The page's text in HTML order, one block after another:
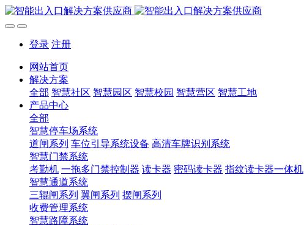
登录 注册
网站首页
解决方案
全部 智慧社区 智慧园区 智慧校园 智慧营区 智慧工地
产品中心
全部
智慧停车场系统
道闸系列 车位引导系统设备 高清车牌识别系统
智慧门禁系统
考勤机 一拖多门禁控制器 读卡器 密码读卡器 指纹读卡器一体机
智慧通道系统
三辊闸系列 翼闸系列 摆闸系列
收费管理系统
智慧路障系统